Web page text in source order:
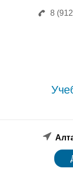
8
Повышение
Форма заявки
Образец
Аттестация
Системы